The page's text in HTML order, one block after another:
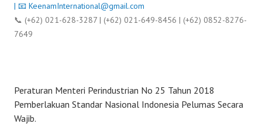
| 📧 KeenamInternational@gmail.com
📞 (+62) 021-628-3287 | (+62) 021-649-8456 | (+62) 0852-8276-
7649
Peraturan Menteri Perindustrian No 25 Tahun 2018
Pemberlakuan Standar Nasional Indonesia Pelumas Secara
Wajib.